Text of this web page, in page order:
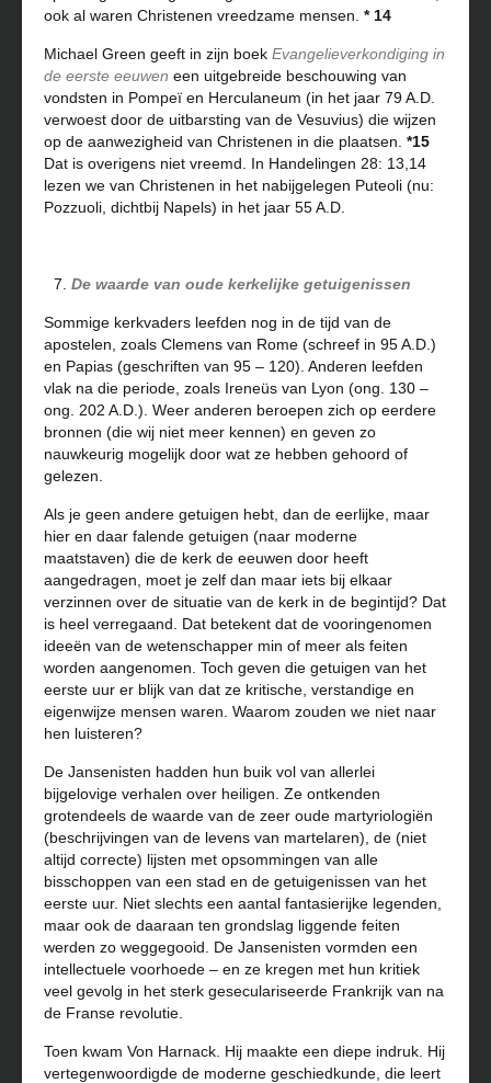
ook al waren Christenen vreedzame mensen. * 14
Michael Green geeft in zijn boek Evangelieverkondiging in
de eerste eeuwen een uitgebreide beschouwing van
vondsten in Pompeï en Herculaneum (in het jaar 79 A.D.
verwoest door de uitbarsting van de Vesuvius) die wijzen
op de aanwezigheid van Christenen in die plaatsen. *15
Dat is overigens niet vreemd. In Handelingen 28: 13,14
lezen we van Christenen in het nabijgelegen Puteoli (nu:
Pozzuoli, dichtbij Napels) in het jaar 55 A.D.
De waarde van oude kerkelijke getuigenissen
Sommige kerkvaders leefden nog in de tijd van de
apostelen, zoals Clemens van Rome (schreef in 95 A.D.)
en Papias (geschriften van 95 – 120). Anderen leefden
vlak na die periode, zoals Ireneüs van Lyon (ong. 130 –
ong. 202 A.D.). Weer anderen beroepen zich op eerdere
bronnen (die wij niet meer kennen) en geven zo
nauwkeurig mogelijk door wat ze hebben gehoord of
gelezen.
Als je geen andere getuigen hebt, dan de eerlijke, maar
hier en daar falende getuigen (naar moderne
maatstaven) die de kerk de eeuwen door heeft
aangedragen, moet je zelf dan maar iets bij elkaar
verzinnen over de situatie van de kerk in de begintijd? Dat
is heel verregaand. Dat betekent dat de vooringenomen
ideeën van de wetenschapper min of meer als feiten
worden aangenomen. Toch geven die getuigen van het
eerste uur er blijk van dat ze kritische, verstandige en
eigenwijze mensen waren. Waarom zouden we niet naar
hen luisteren?
De Jansenisten hadden hun buik vol van allerlei
bijgelovige verhalen over heiligen. Ze ontkenden
grotendeels de waarde van de zeer oude martyriologiën
(beschrijvingen van de levens van martelaren), de (niet
altijd correcte) lijsten met opsommingen van alle
bisschoppen van een stad en de getuigenissen van het
eerste uur. Niet slechts een aantal fantasierijke legenden,
maar ook de daaraan ten grondslag liggende feiten
werden zo weggegooid. De Jansenisten vormden een
intellectuele voorhoede – en ze kregen met hun kritiek
veel gevolg in het sterk geseculariseerde Frankrijk van na
de Franse revolutie.
Toen kwam Von Harnack. Hij maakte een diepe indruk. Hij
vertegenwoordigde de moderne geschiedkunde, die leert